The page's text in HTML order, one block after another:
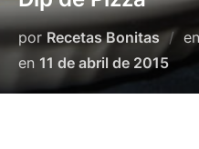
por Recetas Bonitas
en Publicado
el
11 de abril de 2015